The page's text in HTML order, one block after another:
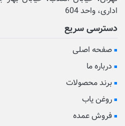
اداری، واحد 604
دسترسی سریع
صفحه اصلی
درباره ما
برند محصولات
روغن یاب
فروش عمده